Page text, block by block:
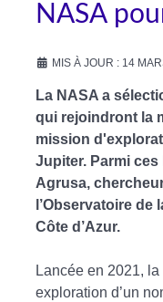
NASA
MIS À JOUR : 14
La NASA a
qui rejoindront la
mission
Jupiter. Parmi
Agrusa,
l’Observatoire de
Côte d’Azur.
Lancée en 2021,
exploration d’un